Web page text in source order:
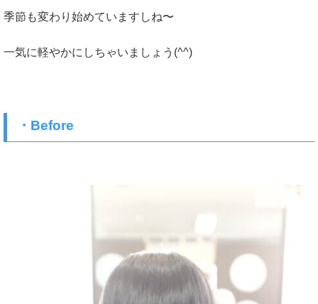
季節も変わり始めていますしね〜
一気に軽やかにしちゃいましょう(^^)
・Before